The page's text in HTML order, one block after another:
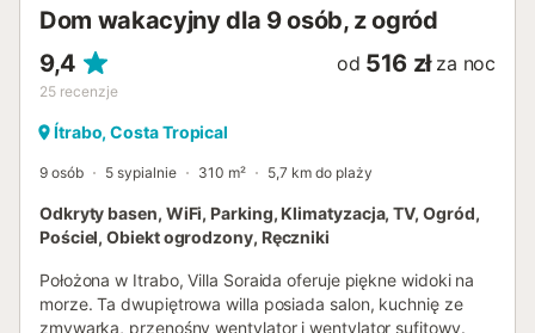
Dom wakacyjny dla 9 osób, z ogród
9,4
25 recenzje
od 516 zł za noc
Ítrabo, Costa Tropical
9 osób 5 sypialnie 310 m² 5,7 km do plaży
Odkryty basen, WiFi, Parking, Klimatyzacja, TV, Ogród,
Pościel, Obiekt ogrodzony, Ręczniki
Położona w Itrabo, Villa Soraida oferuje piękne widoki na
morze. Ta dwupiętrowa willa posiada salon, kuchnię ze
zmywarką, przenośny wentylator i wentylator sufitowy.